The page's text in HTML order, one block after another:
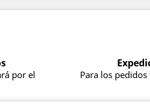
por el
Para los